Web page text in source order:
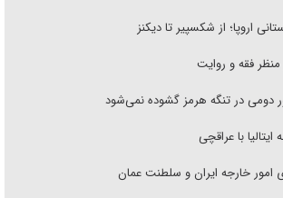
اروپا؛ از شکسپیر تا دیکنز
فقه و روایت
دومی در تنگه هرمز گشوده نمی‌شود
با عراقچی
امور خارجه ایران و سلطنت عمان